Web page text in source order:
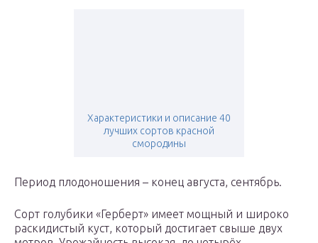
Характеристики и описание 40
лучших сортов красной
смородины
Период плодоношения – конец августа, сентябрь.
Сорт голубики «Герберт» имеет мощный и широко
раскидистый куст, который достигает свыше двух